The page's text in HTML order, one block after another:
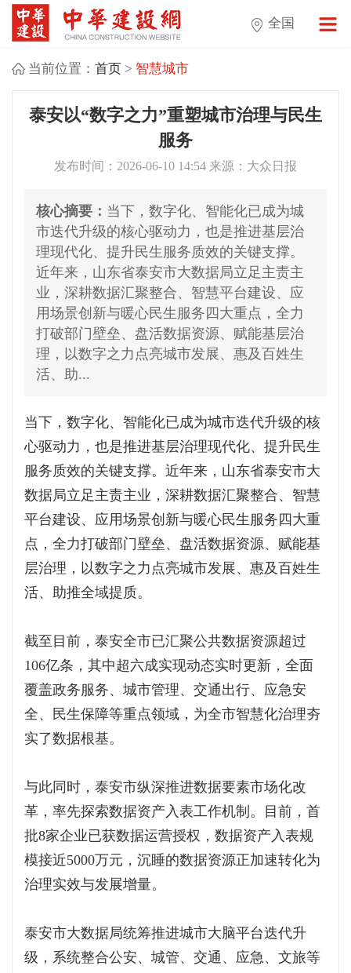
全国
当前位置： 首页> 智慧城市
泰安以“数字之力”重塑城市治理与民生
服务
发布时间：2026-06-10 14:54 来源：大众日报
核心摘要： 当下，数字化、智能化已成为城
市迭代升级的核心驱动力，也是推进基层治
理现代化、提升民生服务质效的关键支撑。
近年来，山东省泰安市大数据局立足主责主
业，深耕数据汇聚整合、智慧平台建设、应
用场景创新与暖心民生服务四大重点，全力
打破部门壁垒、盘活数据资源、赋能基层治
理，以数字之力点亮城市发展、惠及百姓生
活、助...
当下，数字化、智能化已成为城市迭代升级的核
心驱动力，也是推进基层治理现代化、提升民生
服务质效的关键支撑。近年来，山东省泰安市大
数据局立足主责主业，深耕数据汇聚整合、智慧
平台建设、应用场景创新与暖心民生服务四大重
点，全力打破部门壁垒、盘活数据资源、赋能基
层治理，以数字之力点亮城市发展、惠及百姓生
活、助推全域提质。
截至目前，泰安全市已汇聚公共数据资源超过
106亿条，其中超六成实现动态实时更新，全面
覆盖政务服务、城市管理、交通出行、应急安
全、民生保障等重点领域，为全市智慧化治理夯
实了数据根基。
与此同时，泰安市纵深推进数据要素市场化改
革，率先探索数据资产入表工作机制。目前，首
批8家企业已获数据运营授权，数据资产入表规
模接近5000万元，沉睡的数据资源正加速转化为
治理实效与发展增量。
泰安市大数据局统筹推进城市大脑平台迭代升
级，系统整合公安、城管、交通、应急、文旅等